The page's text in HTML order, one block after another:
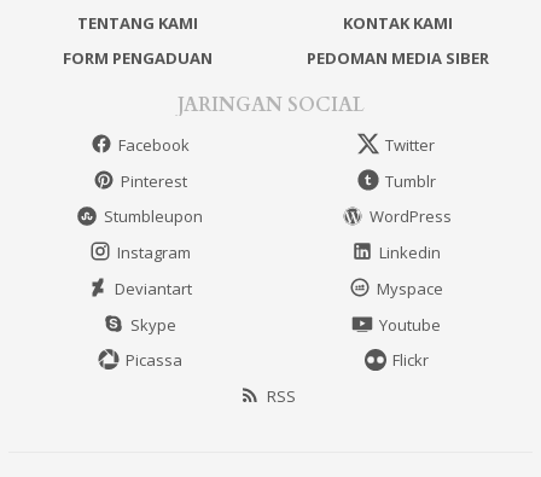
TENTANG KAMI
KONTAK KAMI
FORM PENGADUAN
PEDOMAN MEDIA SIBER
JARINGAN SOCIAL
Facebook
Twitter
Pinterest
Tumblr
Stumbleupon
WordPress
Instagram
Linkedin
Deviantart
Myspace
Skype
Youtube
Picassa
Flickr
RSS